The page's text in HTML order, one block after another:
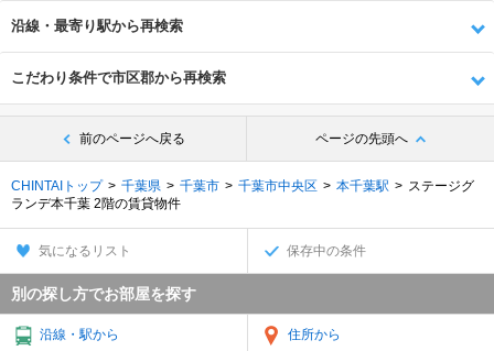
沿線・最寄り駅から再検索
こだわり条件で市区郡から再検索
前のページへ戻る ページの先頭へ
CHINTAIトップ 千葉県 千葉市 千葉市中央区 本千葉駅
ステージグ
ランデ本千葉 2階の賃貸物件
気になるリスト 保存中の条件
別の探し方でお部屋を探す
沿線・駅から 住所から